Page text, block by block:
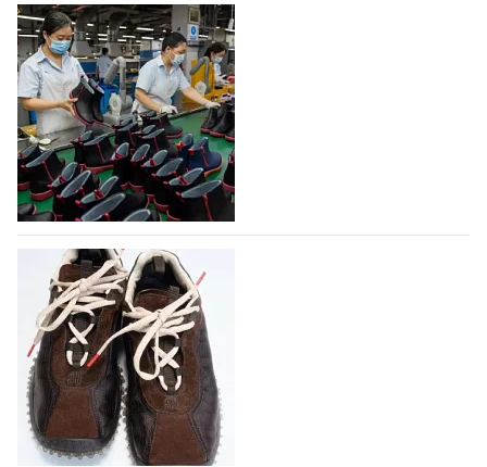
На платформе Lamoda - новый раздел и
условия продвижения локальных
дизайнерских марок
Российский маркетплейс Lamoda решил обновить
раздел для продажи продукции локальных
дизайнерских марок одежды, обуви и аксессуаров.
Бренды также получат маркетинговую…
06.08.2026 521
Объем мирового производства обуви в
2025 году практически не увеличился
В 2025 году мировое производство обуви
практически не изменилось, зафиксировав
незначительный рост на 0,1% до 24,6 млрд пар, -
данные опубликованы в аналитическом вестнике
«Всемирный ежегодник обуви 2026», Португальской